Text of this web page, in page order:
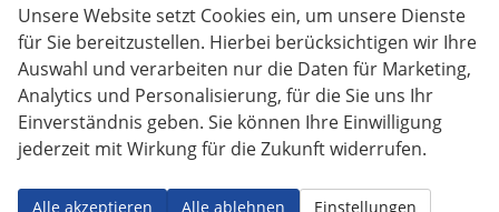
KeylessEntry, StartStopSystem, Berganfahrassistent,
Müdigkeitswarnsystem, Notrufsystem, Schaltwippen,
Geschwindigkeitsbegrenzer, Android Auto, Apple
Carplay, Freisprecheinrichtung,
Induktionsladestation, Sprachsteuerung, USB, Radio
DAB, Bluetooth, Bordcomputer, Radio-
Navigationssystem, Seat Soundsystem,
Unsere Website setzt Cookies ein, um unsere Dienste
für Sie bereitzustellen. Hierbei berücksichtigen wir Ihre
Auswahl und verarbeiten nur die Daten für Marketing,
Analytics und Personalisierung, für die Sie uns Ihr
Einverständnis geben. Sie können Ihre Einwilligung
jederzeit mit Wirkung für die Zukunft widerrufen.
Alle akzeptieren Alle ablehnen Einstellungen